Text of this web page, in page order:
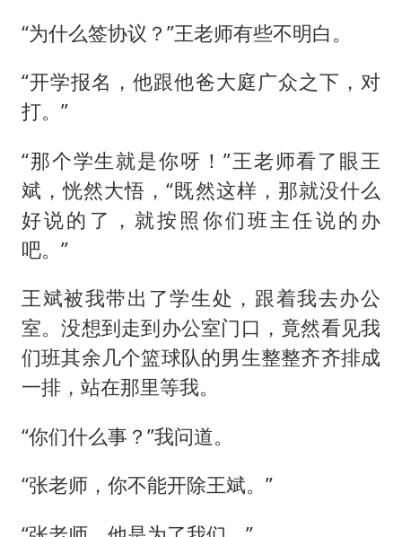
“为什么签协议？”王老师有些不明白。
“开学报名，他跟他爸大庭广众之下，对
打。”
“那个学生就是你呀！”王老师看了眼王
斌，恍然大悟，“既然这样，那就没什么
好说的了，就按照你们班主任说的办
吧。”
王斌被我带出了学生处，跟着我去办公
室。没想到走到办公室门口，竟然看见我
们班其余几个篮球队的男生整整齐齐排成
一排，站在那里等我。
“你们什么事？”我问道。
“张老师，你不能开除王斌。”